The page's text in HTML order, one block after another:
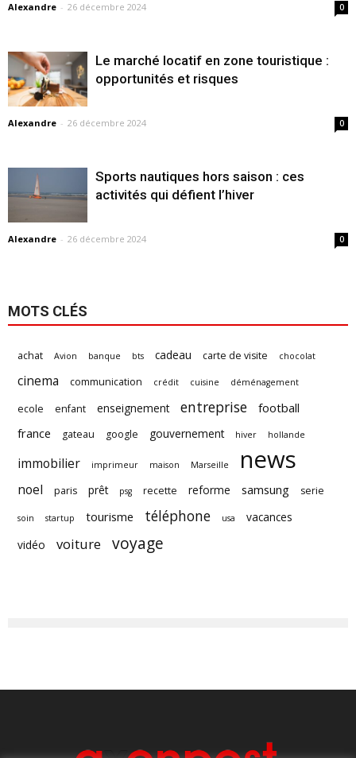
Alexandre - 26 décembre 2024 0
Le marché locatif en zone touristique :
opportunités et risques
Alexandre - 26 décembre 2024 0
Sports nautiques hors saison : ces
activités qui défient l’hiver
Alexandre - 26 décembre 2024 0
MOTS CLÉS
achat Avion banque bts cadeau carte de visite chocolat
cinema communication crédit cuisine déménagement
ecole enfant enseignement entreprise
football
france
gateau google gouvernement hiver hollande
immobilier imprimeur maison Marseille news
noel paris prêt psg recette reforme samsung serie
soin startup tourisme téléphone usa
vacances
vidéo
voiture voyage